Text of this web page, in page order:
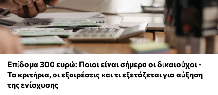
Επίδομα 300 ευρώ: Ποιοι είναι σήμερα οι δικαιούχοι -
Τα κριτήρια, οι εξαιρέσεις και τι εξετάζεται για αύξηση
της ενίσχυσης